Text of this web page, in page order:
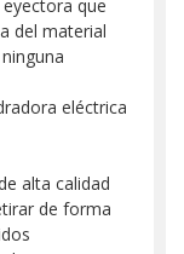
que
del material
eléctrica
alta calidad
de forma